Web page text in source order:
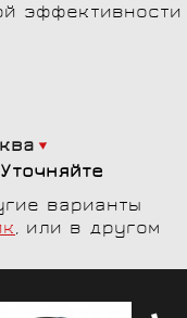
эффективности
Уточняйте
варианты
, или в другом